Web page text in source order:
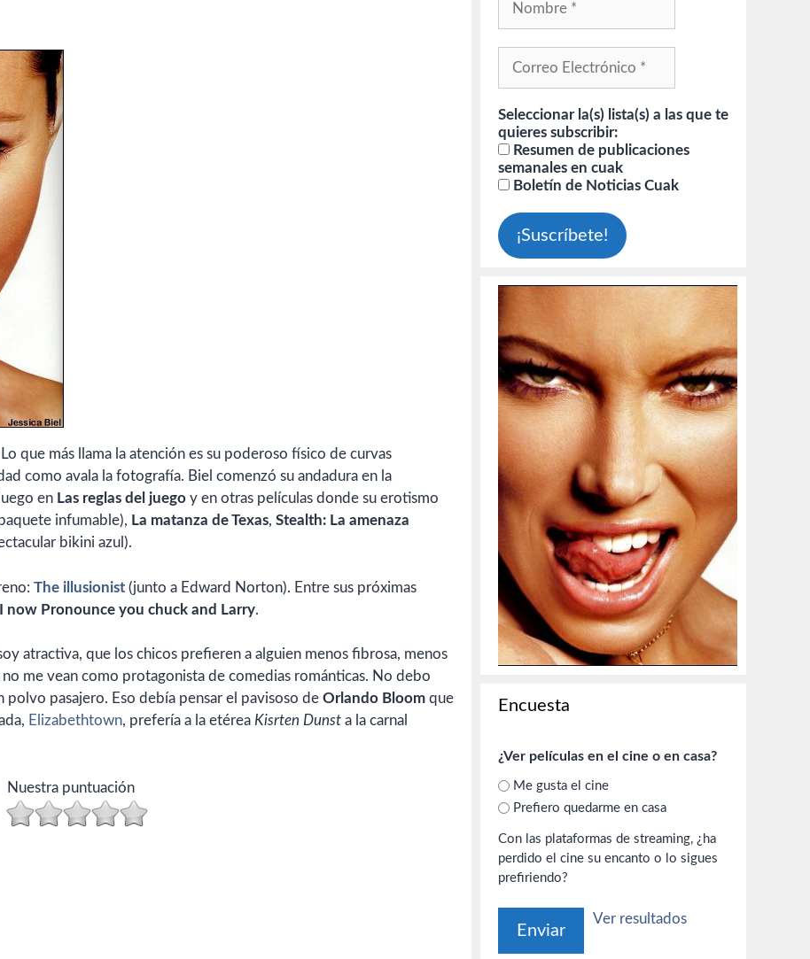
que más llama la atención es su poderoso físico de curvas
como avala la fotografía. Biel comenzó su andadura en la
en Las reglas del juego y en otras películas donde su erotismo
infumable), La matanza de Texas, Stealth: La amenaza
bikini azul).
The illusionist (junto a Edward Norton). Entre sus próximas
I now Pronounce you chuck and Larry.
atractiva, que los chicos prefieren a alguien menos fibrosa, menos
me vean como protagonista de comedias románticas. No debo
pasajero. Eso debía pensar el pavisoso de Orlando Bloom que
Elizabethtown, prefería a la etérea Kisrten Dunst a la carnal
Nuestra puntuación
Seleccionar la(s) lista(s) a las que te
quieres subscribir:
Resumen de publicaciones
semanales en cuak
Boletín de Noticias Cuak
Encuesta
¿Ver películas en el cine o en casa?
Me gusta el cine
Prefiero quedarme en casa
Con las plataformas de streaming, ¿ha
perdido el cine su encanto o lo sigues
prefiriendo?
Ver resultados